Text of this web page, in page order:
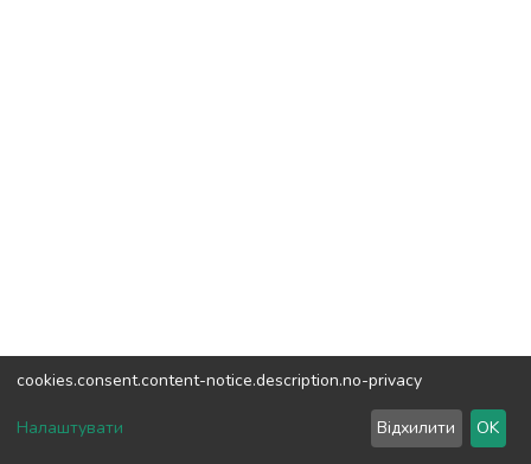
DSpace software copyright © 2002-2026LYRASIS
Зворотній зв'язок
cookies.consent.content-notice.description.no-privacy
Налаштувати Відхилити OK